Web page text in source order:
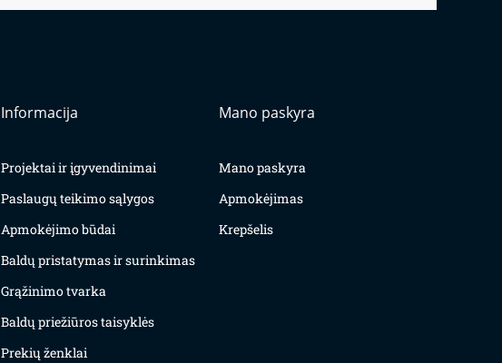
Informacija
Projektai ir įgyvendinimai
Paslaugų teikimo sąlygos
Apmokėjimo būdai
Baldų pristatymas ir surinkimas
Grąžinimo tvarka
Baldų priežiūros taisyklės
Prekių ženklai
Mano paskyra
Mano paskyra
Apmokėjimas
Krepšelis